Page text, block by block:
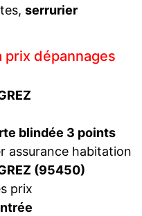
serrurier
prix dépannages
blindée 3 points
assurance habitation
(95450)
prix